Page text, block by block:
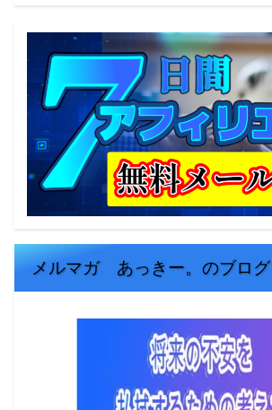
メルマガ あっきー。のブログ